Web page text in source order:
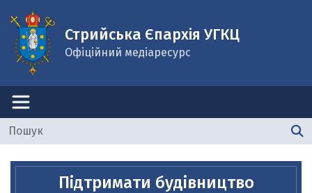
Стрийська Єпархія УГКЦ
Офіційний медіаресурс
Підтримати будівництво